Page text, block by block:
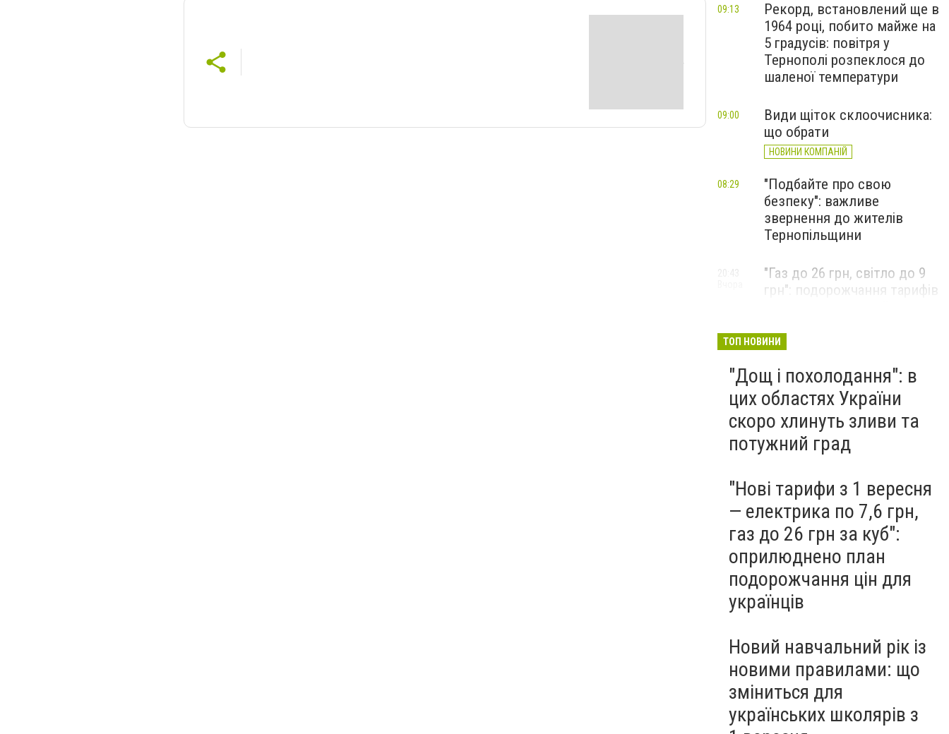
Рекорд, встановлений ще в
1964 році, побито майже на
5 градусів: повітря у
Тернополі розпеклося до
шаленої температури
09:13
Види щіток склоочисника:
що обрати
НОВИНИ КОМПАНІЙ
09:00
"Подбайте про свою
безпеку": важливе
звернення до жителів
Тернопільщини
08:29
"Газ до 26 грн, світло до 9
грн": подорожчання тарифів
з 1 вересня
ТОП НОВИНИ
"Дощ і похолодання": в
цих областях України
скоро хлинуть зливи та
потужний град
"Нові тарифи з 1 вересня
— електрика по 7,6 грн,
газ до 26 грн за куб":
оприлюднено план
подорожчання цін для
українців
Новий навчальний рік із
новими правилами: що
зміниться для
українських школярів з